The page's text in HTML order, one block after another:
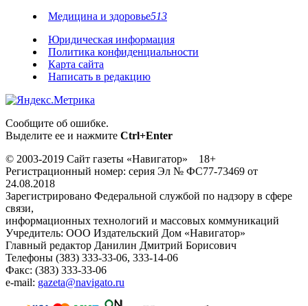
Медицина и здоровье513
Юридическая информация
Политика конфиденциальности
Карта сайта
Написать в редакцию
Сообщите об ошибке.
Выделите ее и нажмите Ctrl+Enter
© 2003-2019 Сайт газеты «Навигатор» 18+
Регистрационный номер: серия Эл № ФС77-73469 от
24.08.2018
Зарегистрировано Федеральной службой по надзору в сфере
связи,
информационных технологий и массовых коммуникаций
Учредитель: ООО Издательский Дом «Навигатор»
Главный редактор Данилин Дмитрий Борисович
Телефоны (383) 333-33-06, 333-14-06
Факс: (383) 333-33-06
e-mail: gazeta@navigato.ru